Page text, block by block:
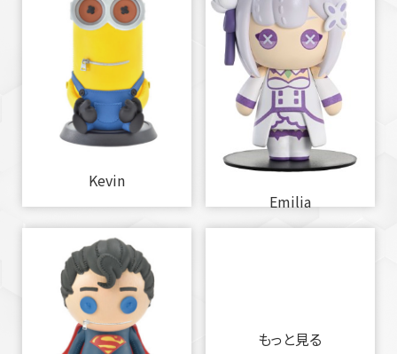
Kevin
Emilia
もっと見る